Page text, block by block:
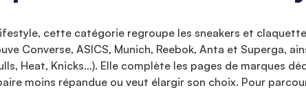
cette catégorie regroupe les sneakers et
Converse, ASICS, Munich, Reebok, Anta et Superga,
Heat, Knicks…). Elle complète les pages de marques
moins répandue ou veut élargir son choix. Pour